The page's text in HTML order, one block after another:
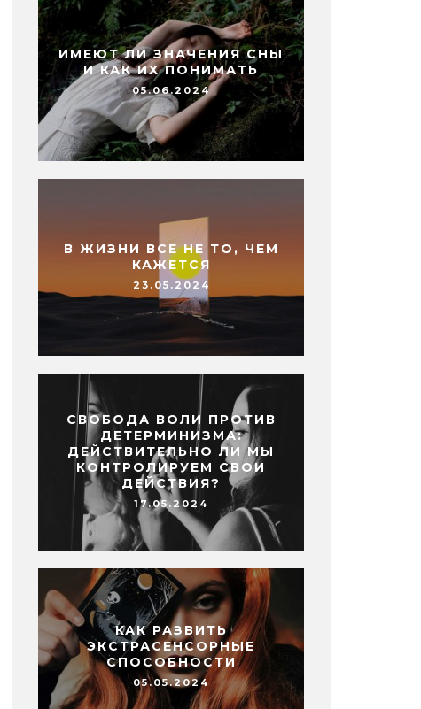
ИМЕЮТ ЛИ ЗНАЧЕНИЯ СНЫ
И КАК ИХ ПОНИМАТЬ
05.06.2024
В ЖИЗНИ ВСЕ НЕ ТО, ЧЕМ
КАЖЕТСЯ
23.05.2024
СВОБОДА ВОЛИ ПРОТИВ
ДЕТЕРМИНИЗМА:
ДЕЙСТВИТЕЛЬНО ЛИ МЫ
КОНТРОЛИРУЕМ СВОИ
ДЕЙСТВИЯ?
17.05.2024
КАК РАЗВИТЬ
ЭКСТРАСЕНСОРНЫЕ
СПОСОБНОСТИ
05.05.2024